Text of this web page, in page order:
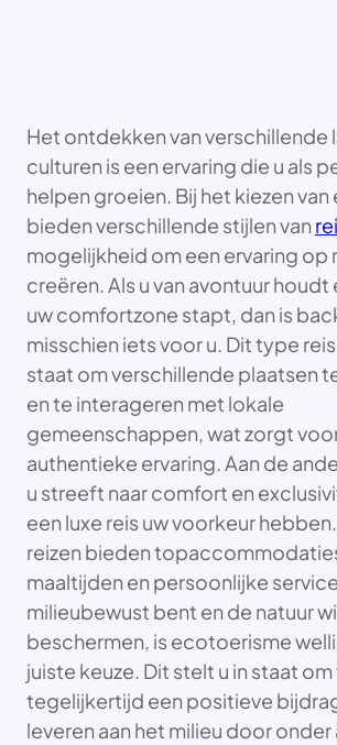
Het ontdekken van verschillende
culturen is een ervaring die u als
helpen groeien. Bij het kiezen van
bieden verschillende stijlen van
mogelijkheid om een ervaring op
creëren. Als u van avontuur houdt
uw comfortzone stapt, dan is
misschien iets voor u. Dit type
staat om verschillende plaatsen
en te interageren met lokale
gemeenschappen, wat zorgt
authentieke ervaring. Aan de
u streeft naar comfort en
een luxe reis uw voorkeur
reizen bieden
maaltijden en persoonlijke service
milieubewust bent en de natuur
beschermen, is ecotoerisme
juiste keuze. Dit stelt u in staat om
tegelijkertijd een positieve
leveren aan het milieu door onder